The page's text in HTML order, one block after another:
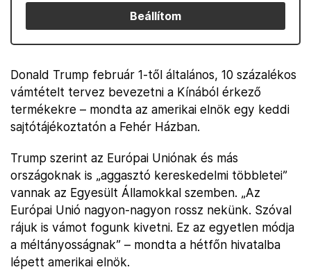
Beállítom
Donald Trump február 1-től általános, 10 százalékos
vámtételt tervez bevezetni a Kínából érkező
termékekre – mondta az amerikai elnök egy keddi
sajtótájékoztatón a Fehér Házban.
Trump szerint az Európai Uniónak és más
országoknak is „aggasztó kereskedelmi többletei”
vannak az Egyesült Államokkal szemben. „Az
Európai Unió nagyon-nagyon rossz nekünk. Szóval
rájuk is vámot fogunk kivetni. Ez az egyetlen módja
a méltányosságnak” – mondta a hétfőn hivatalba
lépett amerikai elnök.